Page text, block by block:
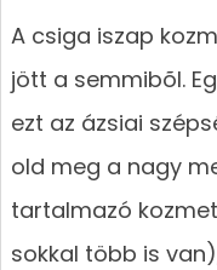
A csiga iszap
jött a semmibõl.
ezt az ázsiai
old meg a nagy
tartalmazó
sokkal több is